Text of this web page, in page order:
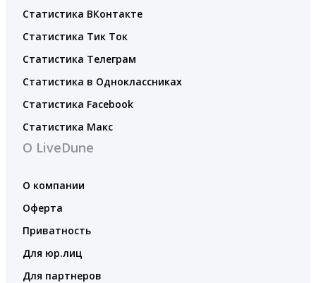
Статистика ВКонтакте
Статистика Тик Ток
Статистика Телеграм
Статистика в Одноклассниках
Статистика Facebook
Статистика Макс
О LiveDune
О компании
Оферта
Приватность
Для юр.лиц
Для партнеров